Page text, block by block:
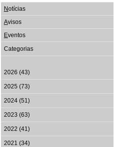
Notícias
Avisos
Eventos
Categorias
2026 (43)
2025 (73)
2024 (51)
2023 (63)
2022 (41)
2021 (34)